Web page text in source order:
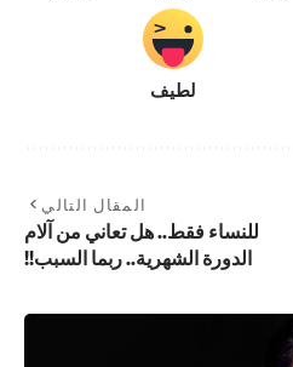
لطيف
المقال التالي
للنساء فقط.. هل تعاني من آلام
الدورة الشهرية.. ربما السبب!!